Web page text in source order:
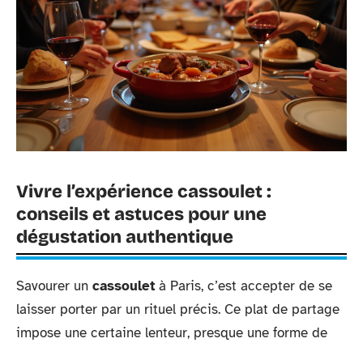
Vivre l’expérience cassoulet :
conseils et astuces pour une
dégustation authentique
Savourer un cassoulet à Paris, c’est accepter de se
laisser porter par un rituel précis. Ce plat de partage
impose une certaine lenteur, presque une forme de